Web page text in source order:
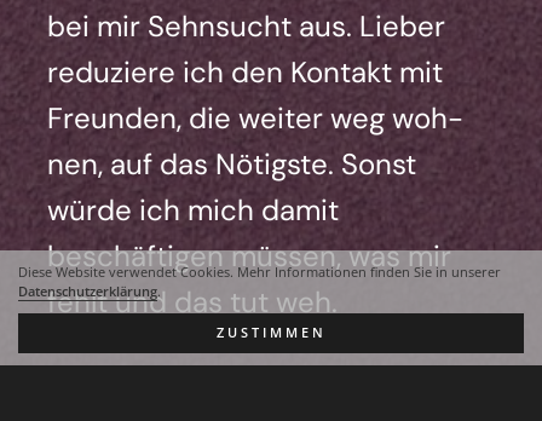
Diese Website verwendet Cookies. Mehr Informationen finden Sie in unserer
Datenschutzerklärung.
ZUSTIMMEN
bei mir Sehn­sucht aus. Lie­ber
redu­zie­re ich den Kon­takt mit
Freun­den, die wei­ter weg woh­
nen, auf das Nötigs­te. Sonst
wür­de ich mich damit
beschäf­ti­gen müs­sen, was mir
fehlt und das tut weh.